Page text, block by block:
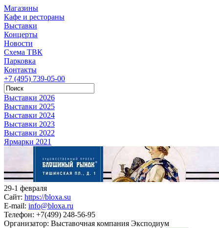
Магазины
Кафе и рестораны
Выставки
Концерты
Новости
Схема ТВК
Парковка
Контакты
+7 (495) 739-05-00
Выставки 2026
Выставки 2025
Выставки 2024
Выставки 2023
Выставки 2022
Ярмарки 2021
29-1 февраля
Сайт: https://bloxa.su
E-mail: info@bloxa.ru
Телефон: +7(499) 248-56-95
Организатор: Выставочная компания Эксподиум